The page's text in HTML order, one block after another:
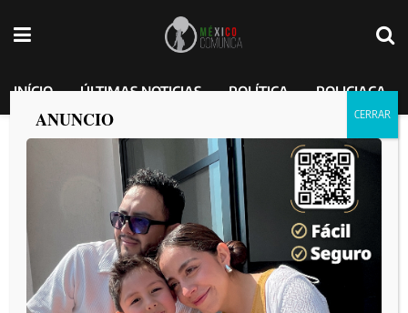
INÍCIO ÚLTIMAS NOTICIAS POLÍTICA POLICIACA
Mujer se impacta contra la pared de una
vivienda en la colonia Linda Vista
por MEXICO COMUNICA 2025-09-18
ANUNCIO